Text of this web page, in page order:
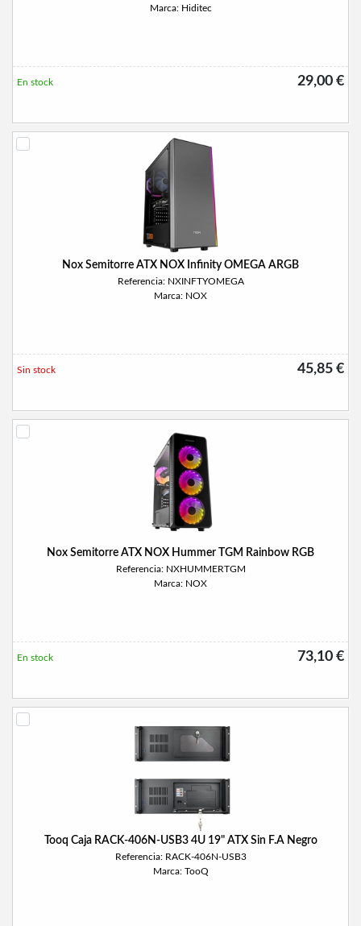
Marca: Hiditec
29,00 €
En stock
Nox Semitorre ATX NOX Infinity OMEGA ARGB
Referencia: NXINFTYOMEGA
Marca: NOX
45,85 €
Sin stock
Nox Semitorre ATX NOX Hummer TGM Rainbow RGB
Referencia: NXHUMMERTGM
Marca: NOX
73,10 €
En stock
Tooq Caja RACK-406N-USB3 4U 19" ATX Sin F.A Negro
Referencia: RACK-406N-USB3
Marca: TooQ